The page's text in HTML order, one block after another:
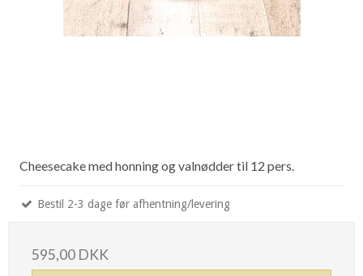
Cheesecake med honning og valnødder til 12 pers.
Bestil 2-3 dage før afhentning/levering
595,00 DKK